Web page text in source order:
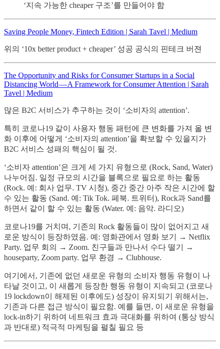
‘지속 가능한 cheaper 구조’를 만들어야 함
Saving People Money, Fintech Edition | Sarah Tavel | Medium
위의 ‘10x better product + cheaper’ 성공 공식의 핀테크 버젼
The Opportunity and Risks for Consumer Startups in a Social
Distancing World — A Framework for Consumer Attention | Sarah
Tavel | Medium
많은 B2C 서비스가 추구하는 것이 ‘소비자의 attention’.
특히 코로나19 같이 사용자 행동 패턴에 큰 변화를 가져 올 변
화 이후에 어떻게 ‘소비자의 attention’을 확보할 수 있을지가
B2C 서비스 성패의 핵심이 될 것.
‘소비자 attention’은 크게 세 가지 유형으로 (Rock, Sand, Water)
나누어짐. 일정 규모의 시간을 블록으로 필요로 하는 활동
(Rock. 예: 회사 업무. TV 시청), 중간 중간 아주 작은 시간에 할
수 있는 활동 (Sand. 예: Tik Tok. 페북. 트위터), Rock과 Sand를
하면서 같이 할 수 있는 활동 (Water. 예: 음악. 라디오)
코로나19를 거치며, 기존의 Rock 활동들이 많이 없어지고 새
로운 방식이 등장하였음. 예: 영화관에서 영화 보기 → Netflix
Party. 업무 회의 → Zoom. 친구들과 만나서 수다 떨기 →
houseparty, Zoom party. 업무 환경 → Clubhouse.
여기에서, 기존에 없던 새로운 유형의 소비자 행동 유형이 나
타날 것이고, 이 새롭게 등장한 행동 유형이 지속되고 (코로나
19 lockdown이 해제된 이후에도) 성장이 유지되기 위해서는,
기존과 다른 접근 방식이 필요함. 예를 들면, 이 새로운 유형을
lock-in하기 위하여 네트워크 효과 극대화를 위하여 (통상 방식
과 반대로) 적극적 마케팅을 펼칠 필요 등